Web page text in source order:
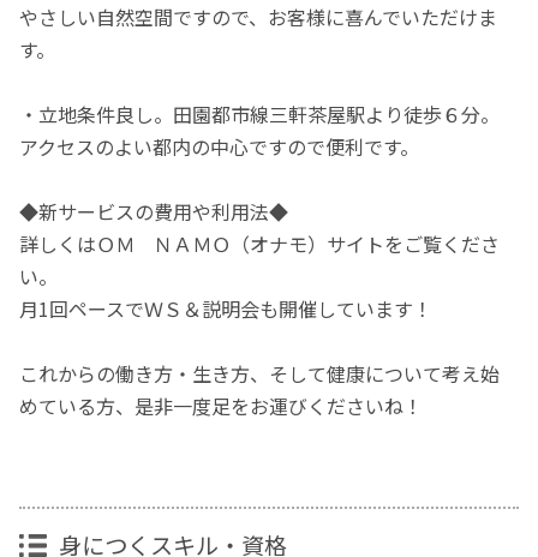
やさしい自然空間ですので、お客様に喜んでいただけま
す。
・立地条件良し。田園都市線三軒茶屋駅より徒歩６分。
アクセスのよい都内の中心ですので便利です。
◆新サービスの費用や利用法◆
詳しくはＯＭ ＮＡＭＯ（オナモ）サイトをご覧くださ
い。
月1回ペースでＷＳ＆説明会も開催しています！
これからの働き方・生き方、そして健康について考え始
めている方、是非一度足をお運びくださいね！
身につくスキル・資格